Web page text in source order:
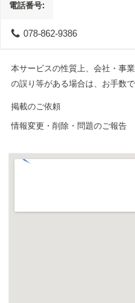
電話番号
078-862-9386
本サービスの性質上、会社・事
の誤り等がある場合は、お手数
掲載のご依頼
情報変更・削除・問題のご報告